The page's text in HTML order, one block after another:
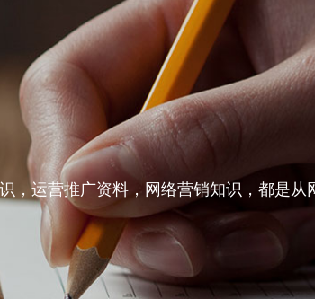
，运营推广资料，网络营销知识，都是